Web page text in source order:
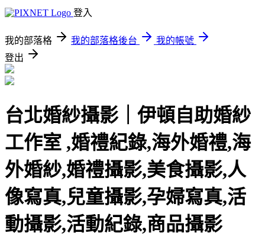
登入
我的部落格 我的部落格後台
我的帳號
登出
台北婚紗攝影｜伊頓自助婚紗
工作室 ,婚禮紀錄,海外婚禮,海
外婚紗,婚禮攝影,美食攝影,人
像寫真,兒童攝影,孕婦寫真,活
動攝影,活動紀錄,商品攝影